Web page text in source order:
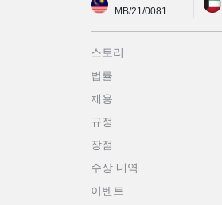
MB/21/0081
스토리
법률
채용
규정
장점
수상 내역
이벤트